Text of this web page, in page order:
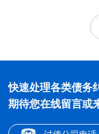
快速处理各类债务
期待您在线留言或